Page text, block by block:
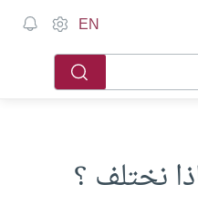
EN
نختلف ؟